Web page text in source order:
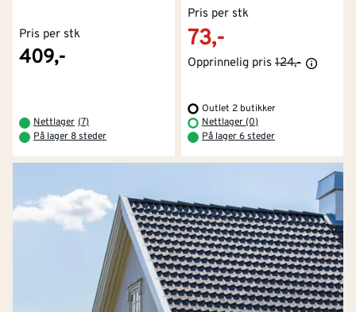
Pris per stk
409,-
Nettlager (7)
På lager 8 steder
Pris per stk
73,-
Opprinnelig pris 124,-
Outlet 2 butikker
Nettlager (0)
På lager 6 steder